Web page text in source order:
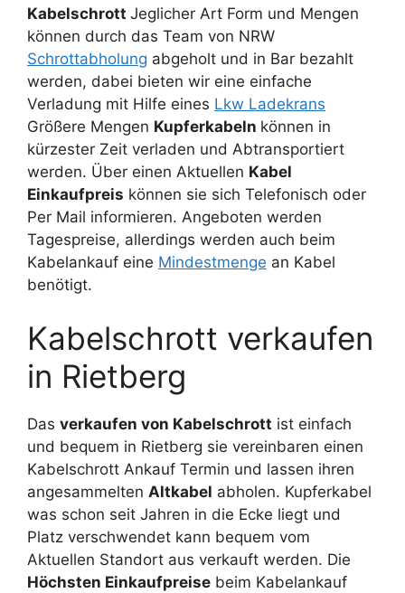
Kabelschrott Jeglicher Art Form und Mengen
können durch das Team von NRW
Schrottabholung abgeholt und in Bar bezahlt
werden, dabei bieten wir eine einfache
Verladung mit Hilfe eines Lkw Ladekrans
Größere Mengen Kupferkabeln können in
kürzester Zeit verladen und Abtransportiert
werden. Über einen Aktuellen Kabel
Einkaufpreis können sie sich Telefonisch oder
Per Mail informieren. Angeboten werden
Tagespreise, allerdings werden auch beim
Kabelankauf eine Mindestmenge an Kabel
benötigt.
Kabelschrott verkaufen
in Rietberg
Das verkaufen von Kabelschrott ist einfach
und bequem in Rietberg sie vereinbaren einen
Kabelschrott Ankauf Termin und lassen ihren
angesammelten Altkabel abholen. Kupferkabel
was schon seit Jahren in die Ecke liegt und
Platz verschwendet kann bequem vom
Aktuellen Standort aus verkauft werden. Die
Höchsten Einkaufpreise beim Kabelankauf